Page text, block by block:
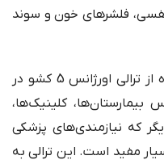
فلشرهای خون و سوند
استفاده‌های ترالی اورژانس: استفاده از ترالی اورژانس 5 کشو در
کلینیک‌ها،
که نیازمندی‌های پزشکی
مفید است. این ترالی به